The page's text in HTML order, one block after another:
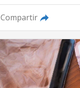
Compartir